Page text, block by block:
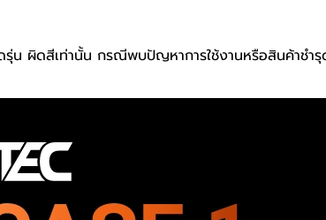
น ผิดสีเท่านั้น กรณีพบปัญหาการใช้งานหรือสินค้าชำรุ